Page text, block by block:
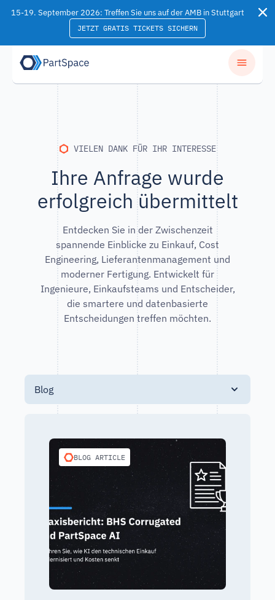
Skip to content
15-19. September 2026: Treffen Sie uns auf der AMB in Stuttgart
JETZT GRATIS TICKETS SICHERN
VIELEN DANK FÜR IHR INTERESSE
Ihre Anfrage wurde
erfolgreich übermittelt
Entdecken Sie in der Zwischenzeit
spannende Einblicke zu Einkauf, Cost
Engineering, Lieferantenmanagement und
moderner Fertigung. Entwickelt für
Ingenieure, Einkaufsteams und Entscheider,
die smartere und datenbasierte
Entscheidungen treffen möchten.
Blog
BLOG ARTICLE